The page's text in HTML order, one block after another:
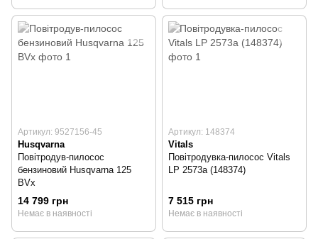
Артикул: 9527156-45
Husqvarna
Повітродув-пилосос
бензиновий Husqvarna 125
BVx
14 799 грн
Немає в наявності
Артикул: 148374
Vitals
Повітродувка-пилосос Vitals
LP 2573a (148374)
7 515 грн
Немає в наявності